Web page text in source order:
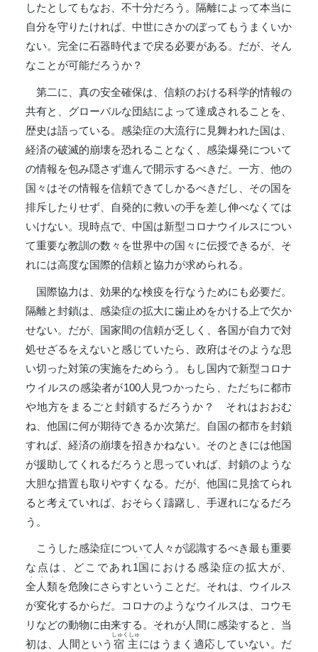
したとしてもなお、不十分だろう。隔離によって本当に
自分を守りたければ、中世にさかのぼってもうまくいか
ない。完全に石器時代まで戻る必要がある。だが、そん
なことが可能だろうか？
第二に、真の安全確保は、信頼のおける科学的情報の
共有と、グローバルな団結によって達成されることを、
歴史は語っている。感染症の大流行に見舞われた国は、
経済の破滅的崩壊を恐れることなく、感染爆発について
の情報を包み隠さず進んで開示するべきだ。一方、他の
国々はその情報を信頼できてしかるべきだし、その国を
排斥したりせず、自発的に救いの手を差し伸べなくては
いけない。現時点で、中国は新型コロナウイルスについ
て重要な教訓の数々を世界中の国々に伝授できるが、そ
れには高度な国際的信頼と協力が求められる。
国際協力は、効果的な検疫を行なうためにも必要だ。
隔離と封鎖は、感染症の拡大に歯止めをかける上で欠か
せない。だが、国家間の信頼が乏しく、各国が自力で対
処せざるをえないと感じていたら、政府はそのような思
い切った対策の実施をためらう。もし国内で新型コロナ
ウイルスの感染者が100人見つかったら、ただちに都市
や地方をまるごと封鎖するだろうか？ それはおおむ
ね、他国に何が期待できるか次第だ。自国の都市を封鎖
すれば、経済の崩壊を招きかねない。そのときには他国
が援助してくれるだろうと思っていれば、封鎖のような
大胆な措置も取りやすくなる。だが、他国に見捨てられ
ると考えていれば、おそらく躊躇し、手遅れになるだろ
う。
こうした感染症について人々が認識するべき最も重要
な点は、どこであれ1国
・・
における感染症の拡大が、
全人類
・・・
を危険にさらすということだ。それは、ウイルス
が変化するからだ。コロナのようなウイルスは、コウモ
リなどの動物に由来する。それが人間に感染すると、当
初は、人間という 宿主
しゅくしゅ
にはうまく適応していない。だ